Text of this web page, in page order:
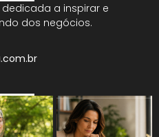
a inspirar e
dos negócios.